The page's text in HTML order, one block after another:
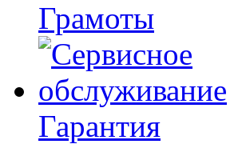
Грамоты
Гарантия